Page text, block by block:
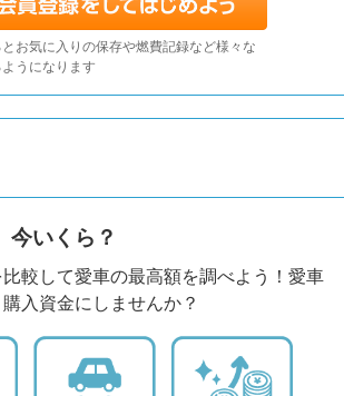
お気に入りの保存や燃費記録など様々な
うになります
今いくら？
較して愛車の最高額を調べよう！愛車
入資金にしませんか？